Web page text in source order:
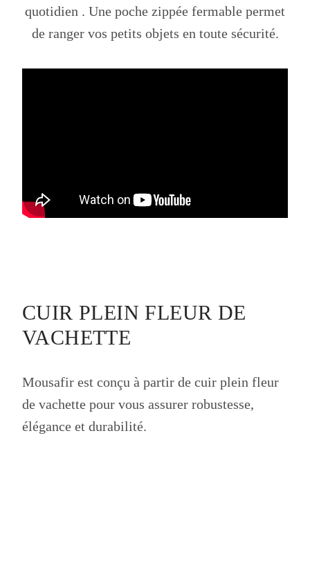
quotidien . Une poche zippée fermable permet
de ranger vos petits objets en toute sécurité.
CUIR PLEIN FLEUR DE
VACHETTE
Mousafir est conçu à partir de cuir plein fleur
de vachette pour vous assurer robustesse,
élégance et durabilité.